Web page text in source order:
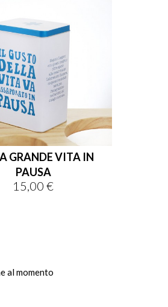
GRANDE VITA IN
PAUSA
Prezzo
15,00 €
al momento